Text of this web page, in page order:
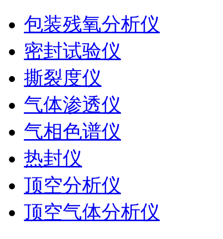
包装残氧分析仪
密封试验仪
撕裂度仪
气体渗透仪
气相色谱仪
热封仪
顶空分析仪
顶空气体分析仪